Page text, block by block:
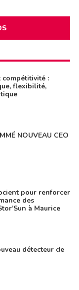
compétitivité :
flexibilité,
NOUVEAU CEO
pour renforcer
des
à Maurice
détecteur de